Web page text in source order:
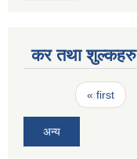
कर तथा शुल्कहरु
Pages« first
अन्य